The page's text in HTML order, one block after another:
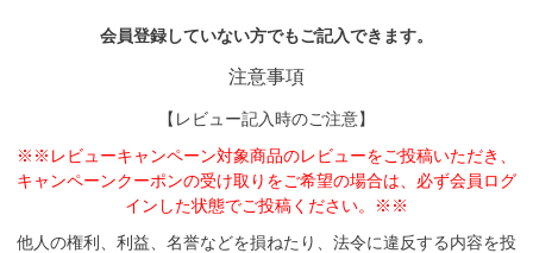
会員登録していない方でもご記入できます。
注意事項
【レビュー記入時のご注意】
※※レビューキャンペーン対象商品のレビューをご投稿いただき、
キャンペーンクーポンの受け取りをご希望の場合は、必ず会員ログ
インした状態でご投稿ください。※※
他人の権利、利益、名誉などを損ねたり、法令に違反する内容を投